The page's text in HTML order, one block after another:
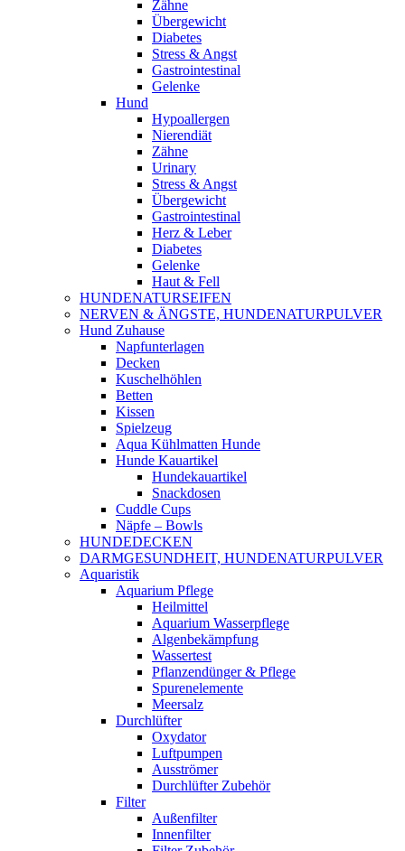
Zähne
Übergewicht
Diabetes
Stress & Angst
Gastrointestinal
Gelenke
Hund
Hypoallergen
Nierendiät
Zähne
Urinary
Stress & Angst
Übergewicht
Gastrointestinal
Herz & Leber
Diabetes
Gelenke
Haut & Fell
HUNDENATURSEIFEN
NERVEN & ÄNGSTE, HUNDENATURPULVER
Hund Zuhause
Napfunterlagen
Decken
Kuschelhöhlen
Betten
Kissen
Spielzeug
Aqua Kühlmatten Hunde
Hunde Kauartikel
Hundekauartikel
Snackdosen
Cuddle Cups
Näpfe – Bowls
HUNDEDECKEN
DARMGESUNDHEIT, HUNDENATURPULVER
Aquaristik
Aquarium Pflege
Heilmittel
Aquarium Wasserpflege
Algenbekämpfung
Wassertest
Pflanzendünger & Pflege
Spurenelemente
Meersalz
Durchlüfter
Oxydator
Luftpumpen
Ausströmer
Durchlüfter Zubehör
Filter
Außenfilter
Innenfilter